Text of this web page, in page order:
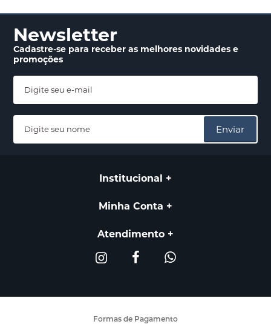
Newsletter
Cadastre-se para receberas melhores novidadese
promoções
Enviar
Institucional
Minha Conta
Atendimento
Formas de Pagamento